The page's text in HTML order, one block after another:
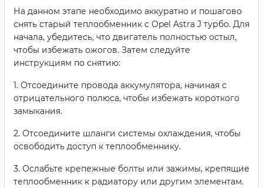
На данном этапе необходимо аккуратно и пошагово
снять старый теплообменник с Opel Astra J турбо. Для
начала, убедитесь, что двигатель полностью остыл,
чтобы избежать ожогов. Затем следуйте
инструкциям по снятию:
1. Отсоедините провода аккумулятора, начиная с
отрицательного полюса, чтобы избежать короткого
замыкания.
2. Отсоедините шланги системы охлаждения, чтобы
освободить доступ к теплообменнику.
3. Ослабьте крепежные болты или зажимы, крепящие
теплообменник к радиатору или другим элементам.